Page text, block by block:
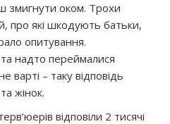
змигнути оком. Трохи
про які шкодують батьки,
опитування.
надто переймалися
варті – таку відповідь
жінок.
відповіли 2 тисячі